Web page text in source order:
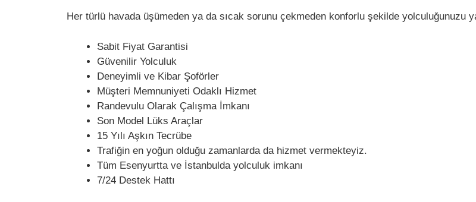
Her türlü havada üşümeden ya da sıcak sorunu çekmeden konforlu şekilde yolculuğunuzu
Sabit Fiyat Garantisi
Güvenilir Yolculuk
Deneyimli ve Kibar Şoförler
Müşteri Memnuniyeti Odaklı Hizmet
Randevulu Olarak Çalışma İmkanı
Son Model Lüks Araçlar
15 Yılı Aşkın Tecrübe
Trafiğin en yoğun olduğu zamanlarda da hizmet vermekteyiz.
Tüm Esenyurtta ve İstanbulda yolculuk imkanı
7/24 Destek Hattı